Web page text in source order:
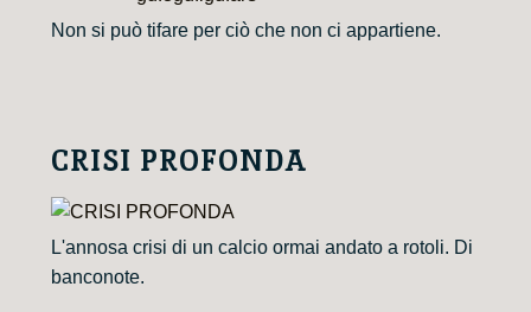
Non si può tifare per ciò che non ci appartiene.
CRISI PROFONDA
L'annosa crisi di un calcio ormai andato a rotoli. Di
banconote.